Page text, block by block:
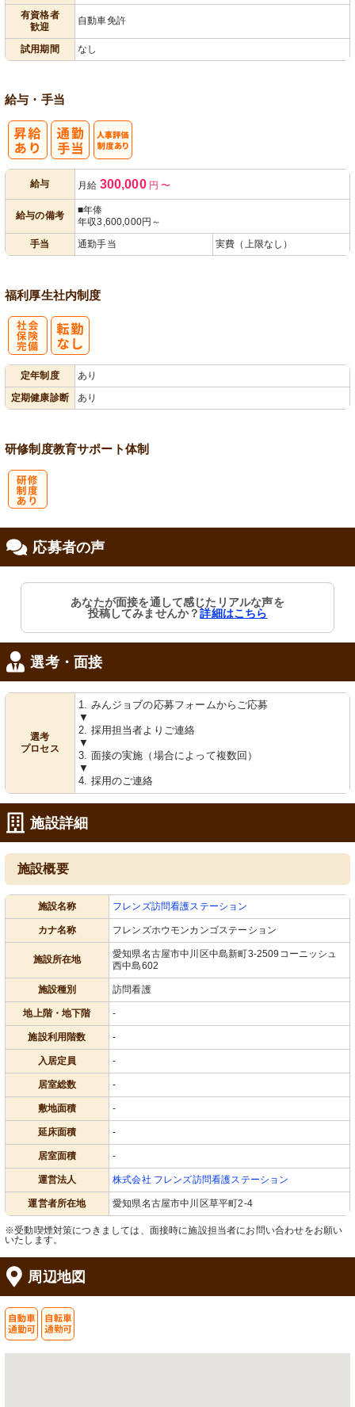
有資格者
歓迎
自動車免許
試用期間 なし
給与・手当
給与 月給 300,000円〜
給与の備考
■年俸
年収3,600,000円～
手当
通勤手当 実費（上限なし）
福利厚生社内制度
定年制度
あり
定期健康診断
あり
研修制度教育サポート体制
応募者の声
あなたが面接を通して感じたリアルな声を
投稿してみませんか？詳細はこちら
選考・面接
選考
プロセス
1. みんジョブの応募フォームからご応募
▼
2. 採用担当者よりご連絡
▼
3. 面接の実施（場合によって複数回）
▼
4. 採用のご連絡
施設詳細
施設概要
施設名称 フレンズ訪問看護ステーション
カナ名称 フレンズホウモンカンゴステーション
施設所在地
愛知県名古屋市中川区中島新町3-2509コーニッシュ
西中島602
施設種別 訪問看護
地上階・地下階 -
施設利用階数 -
入居定員 -
居室総数 -
敷地面積 -
延床面積 -
居室面積 -
運営法人 株式会社 フレンズ訪問看護ステーション
運営者所在地 愛知県名古屋市中川区草平町2-4
※受動喫煙対策につきましては、面接時に施設担当者にお問い合わせをお願い
いたします。
周辺地図